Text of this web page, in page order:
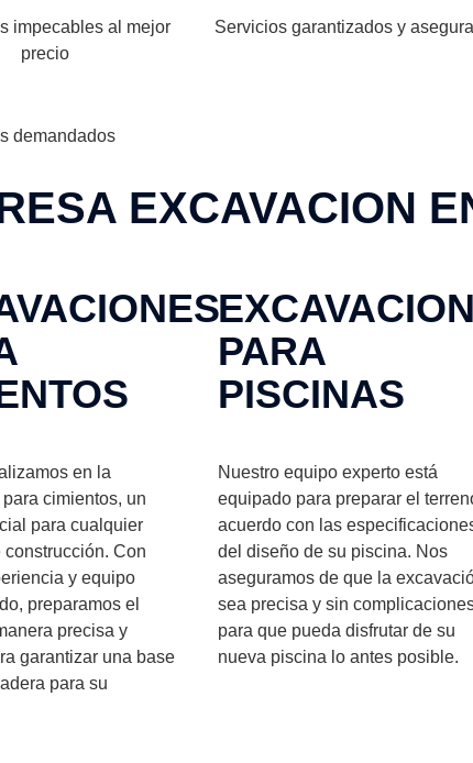
impecables al mejor
precio
Servicios garantizados y
demandados
EXCAVACION
en la
cimientos, un
para cualquier
construcción. Con
y equipo
preparamos el
precisa y
garantizar una base
para su
PARA
PISCINAS
Nuestro equipo experto está
equipado para preparar el
acuerdo con las
del diseño de su piscina. Nos
aseguramos de que la
sea precisa y sin
para que pueda disfrutar de su
nueva piscina lo antes posible.